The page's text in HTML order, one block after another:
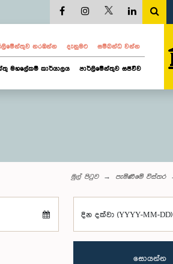
නරඹන්න දැනුමට සම්බන්ධ වන්න
මහලේකම් කාර්යාලය පාර්ලිමේන්තුව සජීවීව
මුල් පිටුව පැමිණීමේ විස්තර
දින දක්වා (YYYY-MM-DD)
සොයන්න